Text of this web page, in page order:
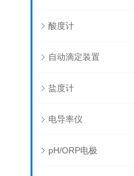
酸度计
自动滴定装置
盐度计
电导率仪
pH/ORP电极